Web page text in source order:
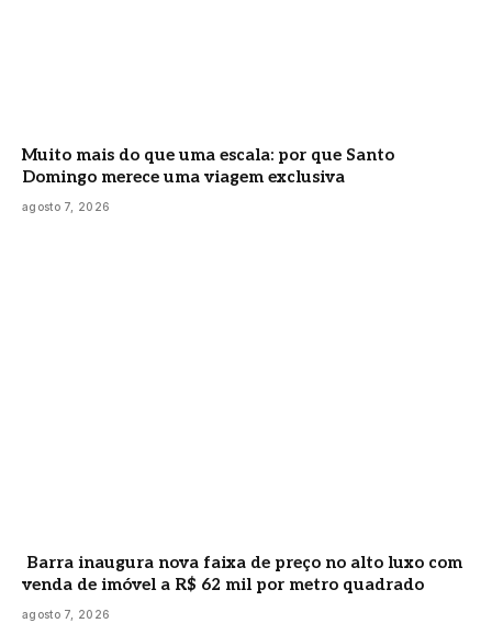
Muito mais do que uma escala: por que Santo
Domingo merece uma viagem exclusiva
agosto 7, 2026
Barra inaugura nova faixa de preço no alto luxo com
venda de imóvel a R$ 62 mil por metro quadrado
agosto 7, 2026